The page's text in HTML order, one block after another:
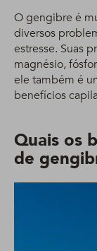
O gengibre é
diversos
estresse. Suas
magnésio,
ele também é
benefícios
Quais os
de